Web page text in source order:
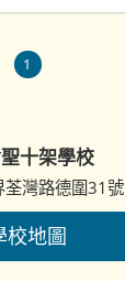
1
十架學校
荃灣路德圍31號
校地圖